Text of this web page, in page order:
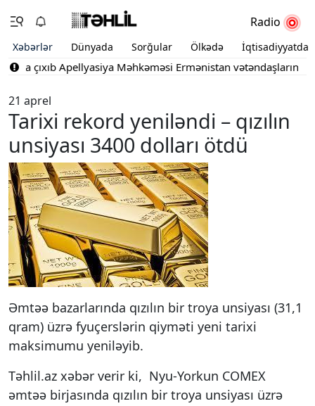
Radio
Xəbərlər Dünyada Sorğular Ölkədə İqtisadiyyatda
çıxıb Apellyasiya Məhkəməsi Ermənistan vətəndaşlarının
21 aprel
Tarixi rekord yeniləndi – qızılın
unsiyası 3400 dolları ötdü
Əmtəə bazarlarında qızılın bir troya unsiyası (31,1
qram) üzrə fyuçerslərin qiyməti yeni tarixi
maksimumu yeniləyib.
Təhlil.az xəbər verir ki, Nyu-Yorkun COMEX
əmtəə birjasında qızılın bir troya unsiyası üzrə